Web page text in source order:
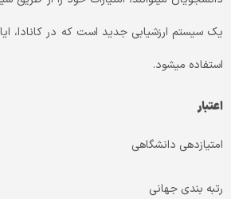
یک سیستم ارزشیابی جدید است که در کانادا،
استفاده می­شود.
اعتبار
امتیازدهی دانشگاهی
رتبه بندی جهانی